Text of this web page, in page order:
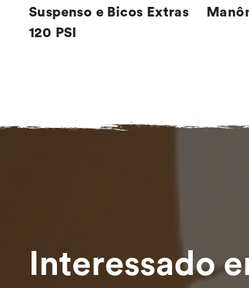
CONFIRA ➔
Suspenso e Bicos Extras
120 PSI
Interessado